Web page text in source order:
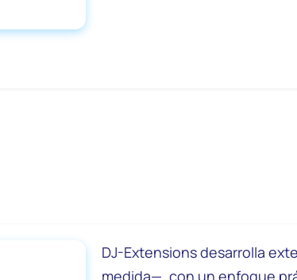
DJ-Extensions desarrolla
medida—, con un enfoque